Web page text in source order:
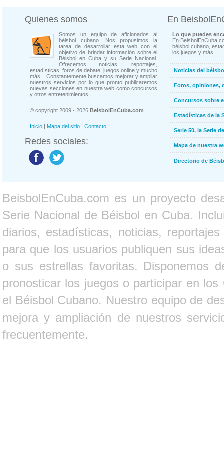
Quienes somos
Somos un equipo de aficionados al
béisbol cubano. Nos propusimos la
tarea de desarrollar esta web con el
objetivo de brindar información sobre el
Béisbol en Cuba y su Serie Nacional.
Ofrecemos noticias, reportajes,
estadísticas, foros de debate, juegos online y mucho
más... Constantemente buscamos mejorar y ampliar
nuestros servicios por lo que pronto publicaremos
nuevas secciones en nuestra web como concursos
y otros entretenimientos.
© copyright 2009 - 2026 BeisbolEnCuba.com
Inicio | Mapa del sitio | Contacto
Redes sociales:
En
Lo que puedes
En
béisbol cubano,
los juegos y más...
Noticias del
Foros, opiniones,
Concursos sobre
Estadísticas de la
Serie 50, la Serie
Mapa de nuestra
Directorio de
BeisbolEnCuba.com es un proyecto
Serie Nacional de Béisbol en Cuba.
diarios, estadísticas, noticias,
para que los usuarios publiquen sus
o sus estrellas favoritas. Disponemos
pronosticar los juegos o participar en
el Béisbol Cubano. Nuestro equipo de
mejora y ampliación de nuestros
frecuentemente.